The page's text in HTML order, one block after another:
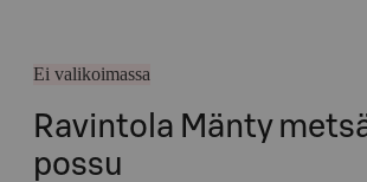
Ei valikoimassa
Ravintola Mänty
possu